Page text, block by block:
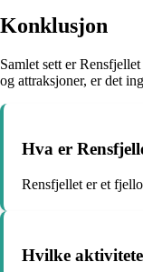
Konklusjon
Samlet sett er
og attraksjoner, er det
Hva er
Rensfjellet er et
Hvilke